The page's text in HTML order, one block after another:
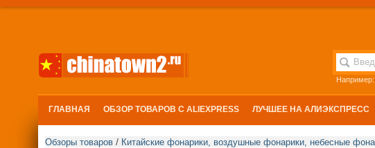
Например:
ГЛАВНАЯ ОБЗОР ТОВАРОВ С ALIEXPRESS ЛУЧШЕЕ НА АЛИЭКСПРЕСС
Обзоры товаров/ Китайские фонарики, воздушные фонарики, небесные